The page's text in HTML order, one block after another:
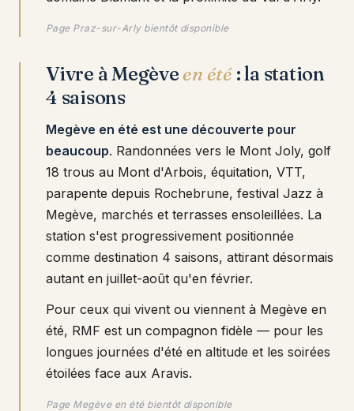
Page Praz-sur-Arly bientôt disponible
Vivre à Megève en été: la station
4 saisons
Megève en été est une découverte pour
beaucoup. Randonnées vers le Mont Joly, golf
18 trous au Mont d'Arbois, équitation, VTT,
parapente depuis Rochebrune, festival Jazz à
Megève, marchés et terrasses ensoleillées. La
station s'est progressivement positionnée
comme destination 4 saisons, attirant désormais
autant en juillet-août qu'en février.
Pour ceux qui vivent ou viennent à Megève en
été, RMF est un compagnon fidèle — pour les
longues journées d'été en altitude et les soirées
étoilées face aux Aravis.
Page Megève en été bientôt disponible